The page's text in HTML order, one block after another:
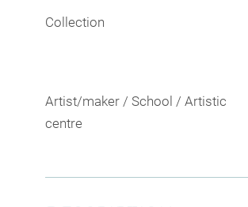
Collection
Artist/maker / School / Artistic
centre